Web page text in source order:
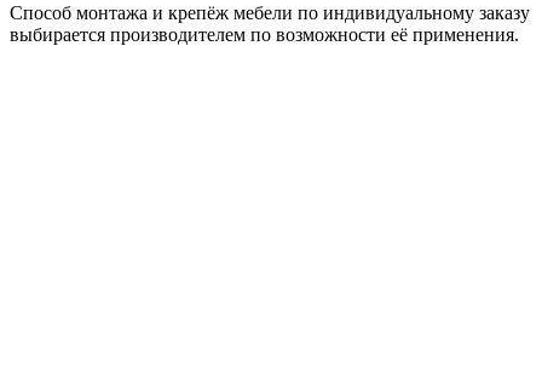
Способ монтажа и крепёж мебели по индивидуальному заказу
выбирается производителем по возможности её применения.